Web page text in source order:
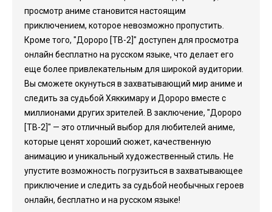
просмотр аниме становится настоящим
приключением, которое невозможно пропустить.
Кроме того, "Дороро [ТВ-2]" доступен для просмотра
онлайн бесплатно на русском языке, что делает его
еще более привлекательным для широкой аудитории.
Вы сможете окунуться в захватывающий мир аниме и
следить за судьбой Хяккимару и Дороро вместе с
миллионами других зрителей. В заключение, "Дороро
[ТВ-2]" — это отличный выбор для любителей аниме,
которые ценят хороший сюжет, качественную
анимацию и уникальный художественный стиль. Не
упустите возможность погрузиться в захватывающее
приключение и следить за судьбой необычных героев
онлайн, бесплатно и на русском языке!